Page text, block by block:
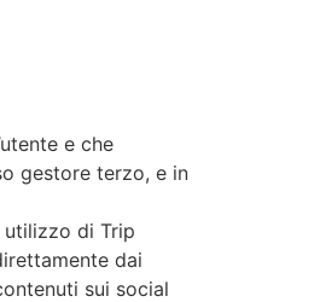
e che
gestore terzo, e in
utilizzo di Trip
dai
sui social